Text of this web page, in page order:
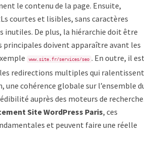
le contenu de la page. Ensuite,
courtes et lisibles, sans caractères
inutiles. De plus, la hiérarchie doit être
principales doivent apparaître avant les
www.site.fr/services/seo . En outre, il est
redirections multiples qui ralentissent
une cohérence globale sur l’ensemble du
auprès des moteurs de recherche.
Site WordPress Paris, ces
et peuvent faire une réelle